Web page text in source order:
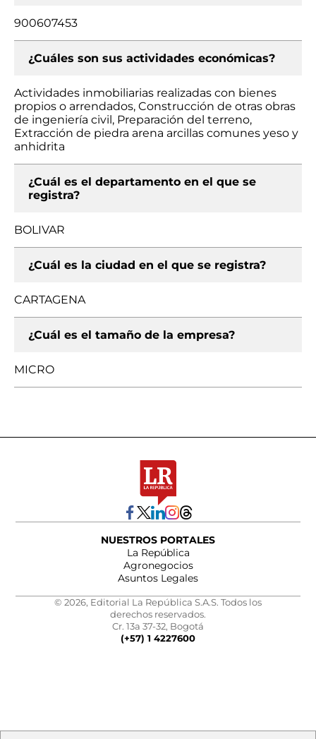
900607453
¿Cuáles son sus actividades económicas?
Actividades inmobiliarias realizadas con bienes
propios o arrendados, Construcción de otras obras
de ingeniería civil, Preparación del terreno,
Extracción de piedra arena arcillas comunes yeso y
anhidrita
¿Cuál es el departamento en el que se
registra?
BOLIVAR
¿Cuál es la ciudad en el que se registra?
CARTAGENA
¿Cuál es el tamaño de la empresa?
MICRO
NUESTROS PORTALES
La República
Agronegocios
Asuntos Legales
© 2026, Editorial La República S.A.S. Todos los
derechos reservados.
Cr. 13a 37-32, Bogotá
(+57) 1 4227600